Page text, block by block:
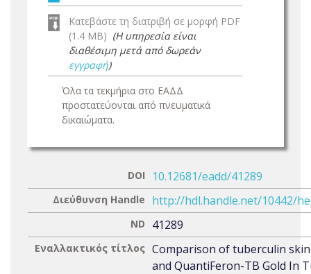
Κατεβάστε τη διατριβή σε μορφή PDF
(1.4 MB) (Η υπηρεσία είναι
διαθέσιμη μετά από δωρεάν
εγγραφή)
Όλα τα τεκμήρια στο ΕΑΔΔ
προστατεύονται από πνευματικά
δικαιώματα.
DOI 10.12681/eadd/41289
Διεύθυνση Handle http://hdl.handle.net/10442/
ND 41289
Εναλλακτικός τίτλος Comparison of tuberculin
and QuantiFeron-TB Gold In